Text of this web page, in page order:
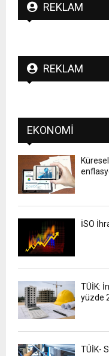
REKLAM
REKLAM
EKONOMI
İSO
TÜİK:
yüzde
TÜİK-